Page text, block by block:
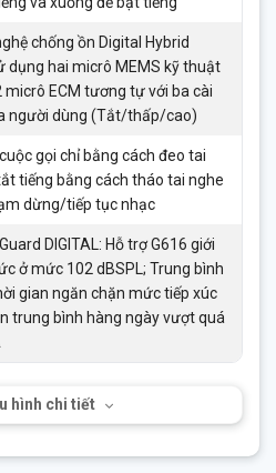
chống ồn Digital Hybrid
dụng hai micrô MEMS kỹ thuật
micrô ECM tương tự với ba cài
người dùng (Tắt/thấp/cao)
gọi chỉ bằng cách đeo tai
tiếng bằng cách tháo tai nghe
dừng/tiếp tục nhạc
DIGITAL: Hỗ trợ G616 giới
ở mức 102 dBSPL; Trung bình
gian ngăn chặn mức tiếp xúc
trung bình hàng ngày vượt quá
hình chi tiết